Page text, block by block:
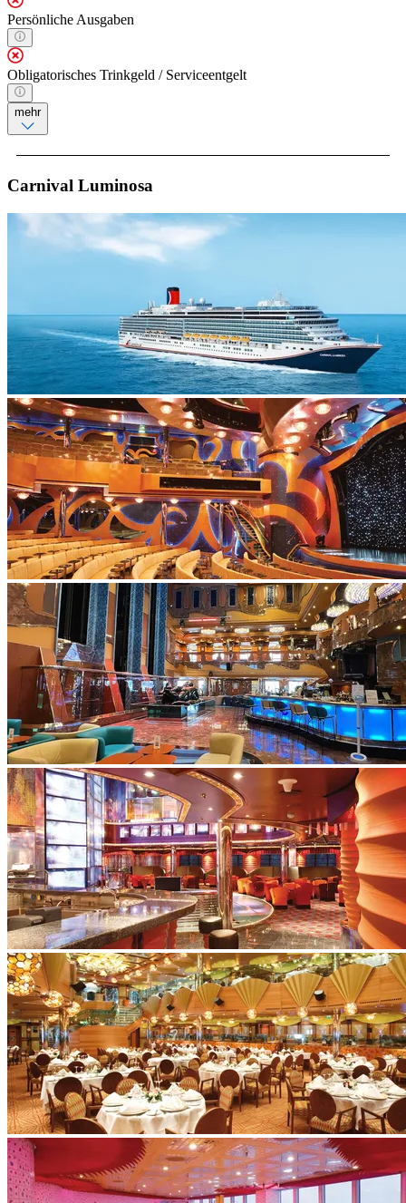
Persönliche Ausgaben
Obligatorisches Trinkgeld / Serviceentgelt
mehr
Carnival Luminosa